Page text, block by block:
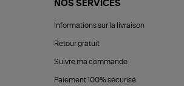
NOS SERVICES
Informations sur la livraison
Retour gratuit
Suivre ma commande
Paiement 100% sécurisé